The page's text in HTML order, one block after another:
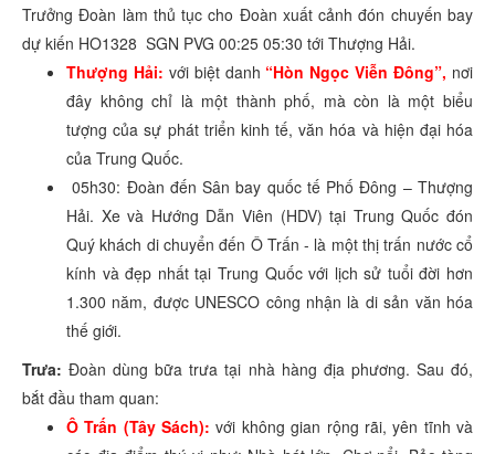
Trưởng Đoàn làm thủ tục cho Đoàn xuất cảnh đón chuyến bay
dự kiến HO1328 SGN PVG 00:25 05:30 tới Thượng Hải.
Thượng Hải: với biệt danh “Hòn Ngọc Viễn Đông”, nơi
đây không chỉ là một thành phố, mà còn là một biểu
tượng của sự phát triển kinh tế, văn hóa và hiện đại hóa
của Trung Quốc.
05h30: Đoàn đến Sân bay quốc tế Phố Đông – Thượng
Hải. Xe và Hướng Dẫn Viên (HDV) tại Trung Quốc đón
Quý khách di chuyển đến Ô Trấn - là một thị trấn nước cổ
kính và đẹp nhất tại Trung Quốc với lịch sử tuổi đời hơn
1.300 năm, được UNESCO công nhận là di sản văn hóa
thế giới.
Trưa: Đoàn dùng bữa trưa tại nhà hàng địa phương. Sau đó,
bắt đầu tham quan:
Ô Trấn (Tây Sách): với không gian rộng rãi, yên tĩnh và